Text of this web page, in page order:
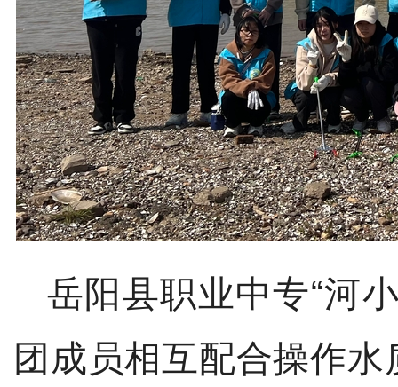
岳阳县职业中专“河
团 成员相互配合操作水